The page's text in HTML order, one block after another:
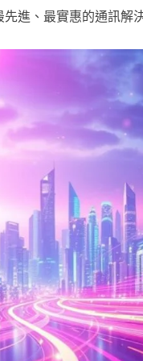
先進、最實惠的通訊解